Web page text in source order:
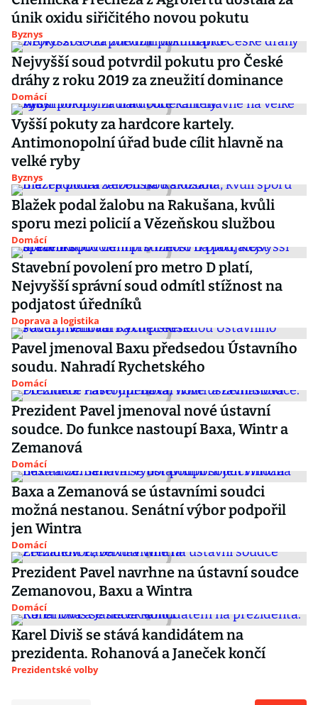
únik oxidu siřičitého novou pokutu
Byznys
Nejvyšší soud potvrdil pokutu pro České
dráhy z roku 2019 za zneužití dominance
Domácí
Vyšší pokuty za hardcore kartely.
Antimonopolní úřad bude cílit hlavně na
velké ryby
Byznys
Blažek podal žalobu na Rakušana, kvůli
sporu mezi policií a Vězeňskou službou
Domácí
Stavební povolení pro metro D platí,
Nejvyšší správní soud odmítl stížnost na
podjatost úředníků
Doprava a logistika
Pavel jmenoval Baxu předsedou Ústavního
soudu. Nahradí Rychetského
Domácí
Prezident Pavel jmenoval nové ústavní
soudce. Do funkce nastoupí Baxa, Wintr a
Zemanová
Domácí
Baxa a Zemanová se ústavními soudci
možná nestanou. Senátní výbor podpořil
jen Wintra
Domácí
Prezident Pavel navrhne na ústavní soudce
Zemanovou, Baxu a Wintra
Domácí
Karel Diviš se stává kandidátem na
prezidenta. Rohanová a Janeček končí
Prezidentské volby